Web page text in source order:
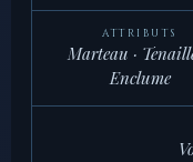
ATTRIBUTS
Marteau ·
Enclume